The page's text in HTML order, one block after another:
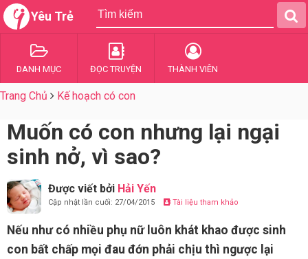
Yêu Trẻ
DANH MỤC ĐỌC TRUYỆN THÀNH VIÊN
Trang Chủ Kế hoạch có con
Muốn có con nhưng lại ngại
sinh nở, vì sao?
Được viết bởi Hải Yến
Cập nhật lần cuối: 27/04/2015 Tài liệu tham khảo
Nếu như có nhiều phụ nữ luôn khát khao được sinh
con bất chấp mọi đau đớn phải chịu thì ngược lại